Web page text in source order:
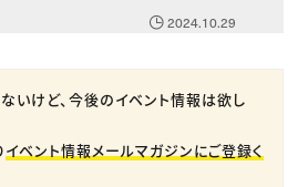
2024.10.29
いけど、今後のイベント情報は欲し
イベント情報メールマガジンにご登録く